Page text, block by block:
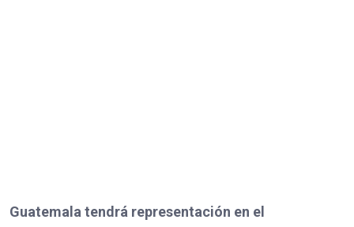
Guatemala tendrá representación en el